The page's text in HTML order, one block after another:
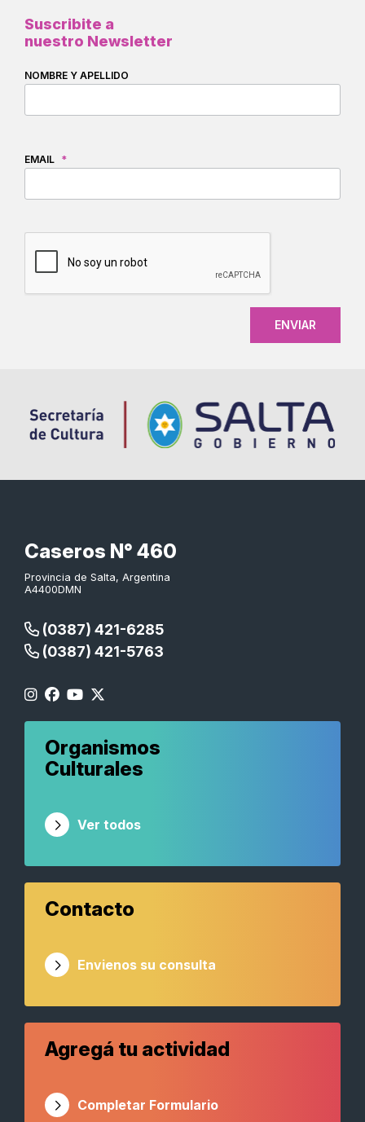
Suscribite a
nuestro Newsletter
NOMBRE Y APELLIDO
EMAIL *
Caseros N° 460
Provincia de Salta, Argentina
A4400DMN
(0387) 421-6285
(0387) 421-5763
Organismos
Culturales
Ver todos
Contacto
Envienos su consulta
Agregá tu actividad
Completar Formulario